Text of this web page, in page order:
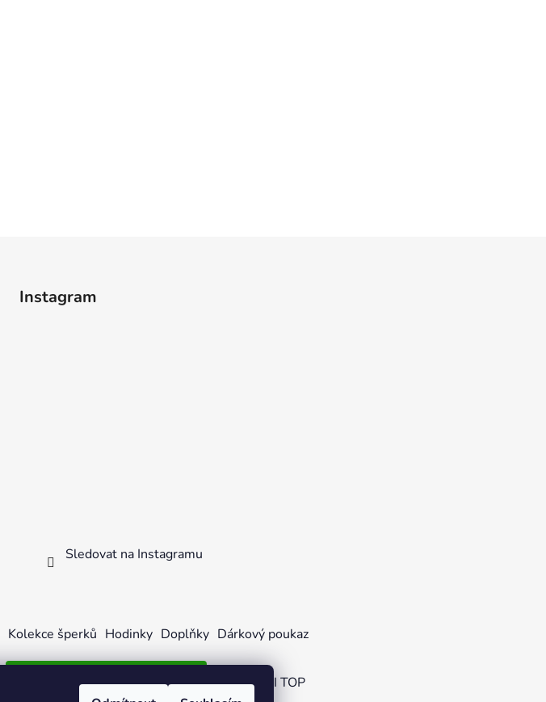
Instagram
Sledovat na Instagramu
Kolekce šperků Hodinky Doplňky Dárkový poukaz